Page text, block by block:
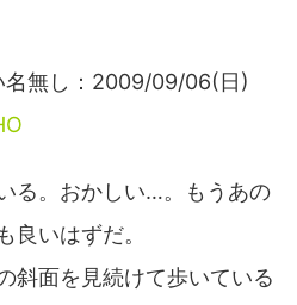
名無し：2009/09/06(日)
る。おかしい…。もうあの
良いはずだ。
斜面を見続けて歩いている